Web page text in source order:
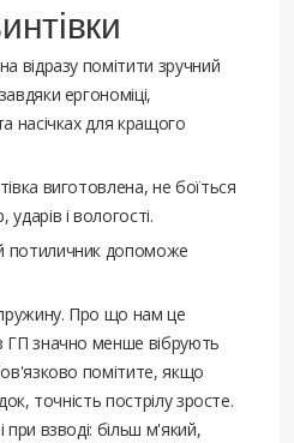
відразу помітити зручний
ергономіці,
насічках для кращого
виготовлена, не боїться
і вологості.
потиличник допоможе
Про що нам це
ГП значно менше вібрують
помітите, якщо
точність пострілу зросте.
при взводі: більш м'який,